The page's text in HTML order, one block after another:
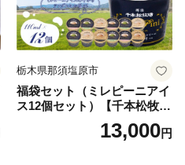
栃木県那須塩原市
福袋セット（ミレピーニアイ
ス12個セット）【千本松牧
場】 ns025-014-12 【デザー
ト 詰め合わせ ギフト】
13,000円